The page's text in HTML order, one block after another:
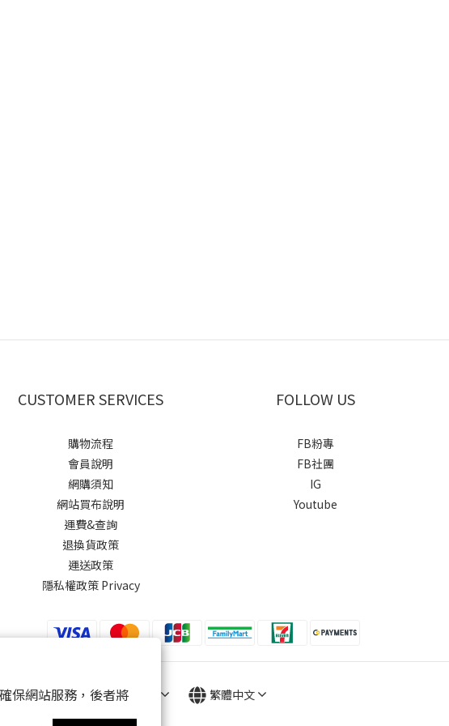
保網站服務，後者將
CUSTOMER SERVICES
購物流程
會員說明
網購須知
網站買布說明
運費&查詢
退換貨政策
運送政策
隱私權政策 Privacy
FOLLOW US
FB粉專
FB社團
IG
Youtube
$ 繁體中文